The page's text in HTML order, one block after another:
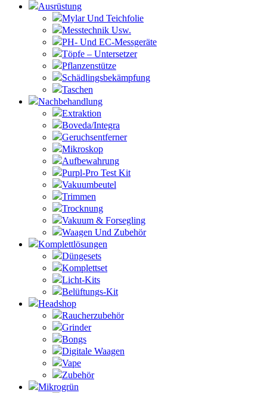
Ausrüstung
Mylar Und Teichfolie
Messtechnik Usw.
PH- Und EC-Messgeräte
Töpfe – Untersetzer
Pflanzenstütze
Schädlingsbekämpfung
Taschen
Nachbehandlung
Extraktion
Boveda/Integra
Geruchsentferner
Mikroskop
Aufbewahrung
Purpl-Pro Test Kit
Vakuumbeutel
Trimmen
Trocknung
Vakuum & Forsegling
Waagen Und Zubehör
Komplettlösungen
Düngesets
Komplettset
Licht-Kits
Belüftungs-Kit
Headshop
Raucherzubehör
Grinder
Bongs
Digitale Waagen
Vape
Zubehör
Mikrogrün